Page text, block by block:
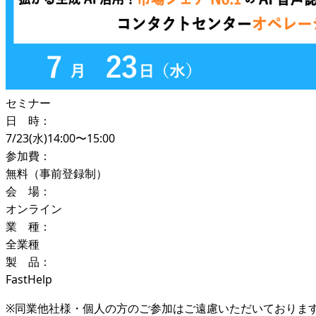
セミナー
日 時：
7/23(水)14:00〜15:00
参加費：
無料（事前登録制）
会 場：
オンライン
業 種：
全業種
製 品：
FastHelp
※同業他社様・個人の方のご参加はご遠慮いただいておりま